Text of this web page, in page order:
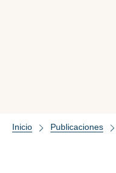
Inicio Publicaciones